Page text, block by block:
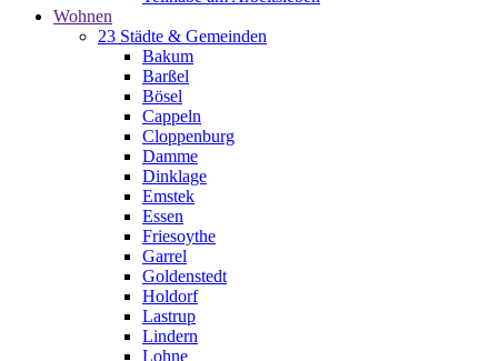
Wohnen
23 Städte & Gemeinden
Bakum
Barßel
Bösel
Cappeln
Cloppenburg
Damme
Dinklage
Emstek
Essen
Friesoythe
Garrel
Goldenstedt
Holdorf
Lastrup
Lindern
Lohne